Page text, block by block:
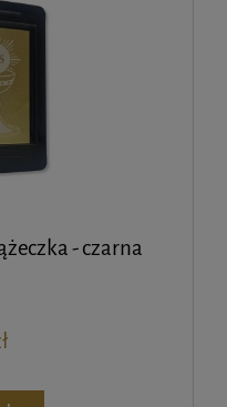
- czarna